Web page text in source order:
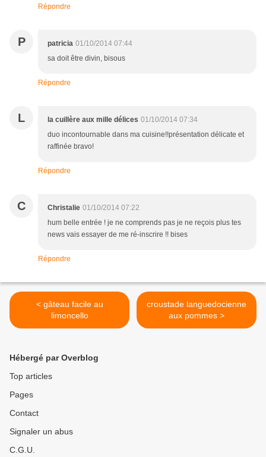
Répondre
P patricia 01/10/2014 07:44
sa doit être divin, bisous
Répondre
L la cuillère aux mille délices 01/10/2014 07:34
duo incontournable dans ma cuisine!!présentation délicate et
raffinée bravo!
Répondre
C Christalie 01/10/2014 07:22
hum belle entrée ! je ne comprends pas je ne reçois plus tes
news vais essayer de me ré-inscrire !! bises
Répondre
< gâteau facile au
limoncello
croustade languedocienne
aux pommes >
Hébergé par Overblog
Top articles
Pages
Contact
Signaler un abus
C.G.U.